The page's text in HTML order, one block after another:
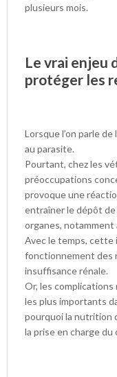
plusieurs mois.
Le vrai enjeu
protéger les
Lorsque l’on parle
au parasite.
Pourtant, chez les
préoccupations
provoque une
entraîner le dépôt
organes, notamment
Avec le temps,
fonctionnement des
insuffisance rénale.
Or, les
les plus importants
pourquoi la nutrition
la prise en charge